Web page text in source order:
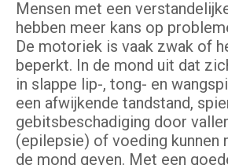
Mensen met een
hebben meer kans op
De motoriek is vaak zwak of
beperkt. In de mond uit dat
in slappe lip-, tong- en
een afwijkende tandstand,
gebitsbeschadiging door
(epilepsie) of voeding kunnen
de mond geven. Met een